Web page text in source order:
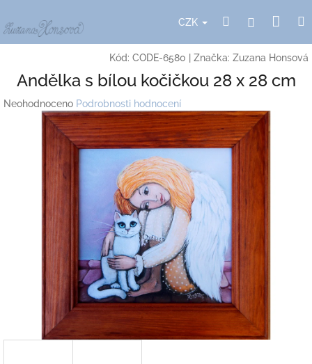
na
obsah
CZK HledatPřihlášení
Kód: CODE-6580 Značka: Zuzana Honsová
Andělka s bílou kočičkou 28 x 28 cm
Průměrné
hodnocení
Neohodnoceno Podrobnosti hodnocení